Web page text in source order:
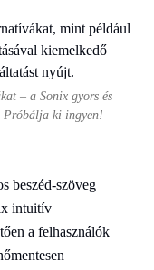
– a Sonix gyors és
Próbálja ki ingyen!
beszéd-szöveg
intuitív
a felhasználók